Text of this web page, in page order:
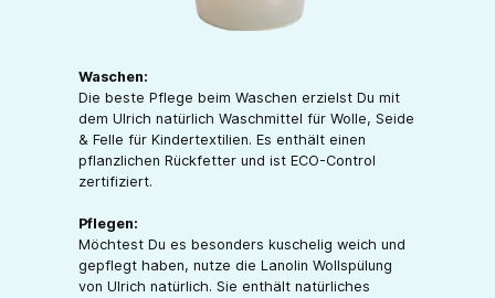
Waschen:
Die beste Pflege beim Waschen erzielst Du mit
dem Ulrich natürlich Waschmittel für Wolle, Seide
& Felle für Kindertextilien. Es enthält einen
pflanzlichen Rückfetter und ist ECO-Control
zertifiziert.
Pflegen:
Möchtest Du es besonders kuschelig weich und
gepflegt haben, nutze die Lanolin Wollspülung
von Ulrich natürlich. Sie enthält natürliches